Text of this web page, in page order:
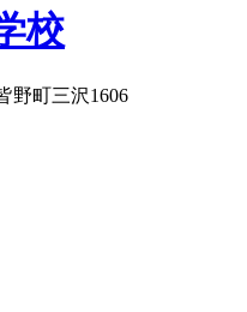
校
野町三沢1606